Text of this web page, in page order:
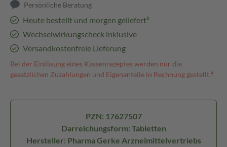
Persönliche Beratung
Heute bestellt und morgen geliefert³
Wechselwirkungscheck inklusive
Versandkostenfreie Lieferung
Bei der Einlösung eines Kassenrezeptes werden nur die
gesetzlichen Zuzahlungen und Eigenanteile in Rechnung gestellt.⁴
PZN: 17627507
Darreichungsform: Tabletten
Hersteller: Pharma Gerke Arzneimittelvertriebs